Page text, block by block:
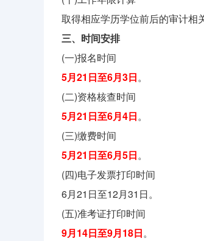
取得相应学历学位前后的审计相
三、时间安排
(一)报名时间
5月21日至6月3日。
(二)资格核查时间
5月21日至6月4日。
(三)缴费时间
5月21日至6月5日。
(四)电子发票打印时间
6月21日至12月31日。
(五)准考证打印时间
9月14日至9月18日。